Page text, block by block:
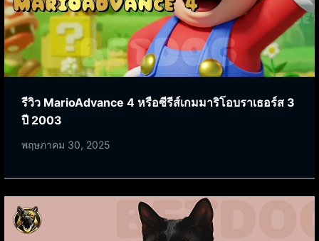
รีวิว MarioAdvance 4 หรือซีรีส์เกมมาริโอบราเธอร์ส 3
ปี 2003
พฤษภาคม 30, 2025